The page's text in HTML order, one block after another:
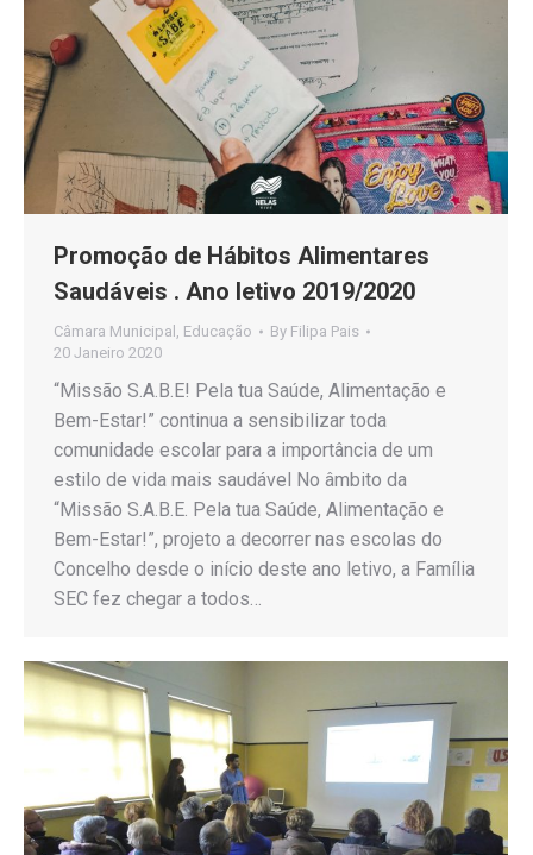
Promoção de Hábitos Alimentares
Saudáveis . Ano letivo 2019/2020
Câmara Municipal Educação By Filipa Pais
20 Janeiro 2020
“Missão S.A.B.E! Pela tua Saúde, Alimentação e
Bem-Estar!” continua a sensibilizar toda
comunidade escolar para a importância de um
estilo de vida mais saudável No âmbito da
“Missão S.A.B.E. Pela tua Saúde, Alimentação e
Bem-Estar!”, projeto a decorrer nas escolas do
Concelho desde o início deste ano letivo, a Família
SEC fez chegar a todos…